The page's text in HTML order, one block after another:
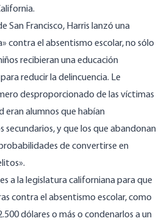
San Francisco, Harris lanzó una
contra el absentismo escolar, no sólo
recibieran una educación
reducir la delincuencia. Le
desproporcionado de las víctimas
eran alumnos que habían
secundarios, y que los que abandonan
de convertirse en
a la legislatura californiana para que
contra el absentismo escolar, como
dólares o más o condenarlos a un